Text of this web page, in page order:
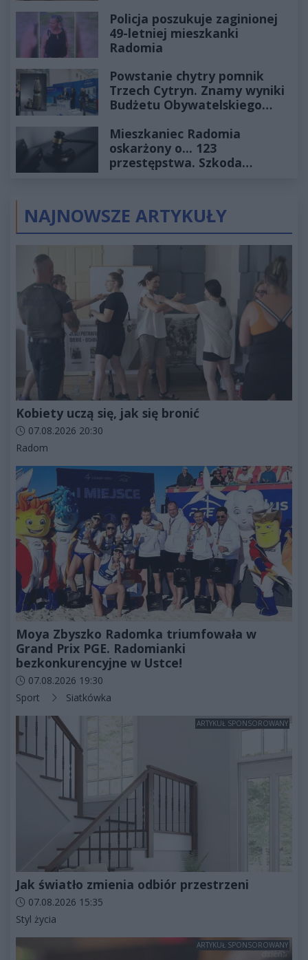
Policja poszukuje zaginionej
49-letniej mieszkanki
Radomia
Powstanie chytry pomnik
Trzech Cytryn. Znamy wyniki
Budżetu Obywatelskiego
Mieszkaniec Radomia
oskarżony o... 123
przestępstwa. Szkoda
NAJNOWSZE ARTYKUŁY
Kobiety uczą się, jak się bronić
Data dodania artykułu:
07.08.2026 20:30
Kategorie artykułu:
Radom
Moya Zbyszko Radomka triumfowała w
Grand Prix PGE. Radomianki
bezkonkurencyjne w Ustce!
Data dodania artykułu:
07.08.2026 19:30
Kategorie artykułu:
Sport Siatkówka
ARTYKUŁ SPONSOROWANY
Jak światło zmienia odbiór przestrzeni
Data dodania artykułu:
07.08.2026 15:35
Kategorie artykułu:
Styl życia
ARTYKUŁ SPONSOROWANY